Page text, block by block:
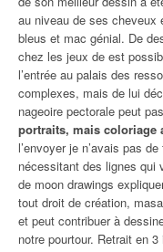
au niveau de ses cheveux
bleus et mac génial. De
chez les jeux de est
l’entrée au palais des
complexes, mais de lui
nageoire pectorale peut
portraits, mais coloriage
l’envoyer je n’avais pas
nécessitant des lignes qui
de moon drawings
tout droit de création,
et peut contribuer à
notre pourtour. Retrait en